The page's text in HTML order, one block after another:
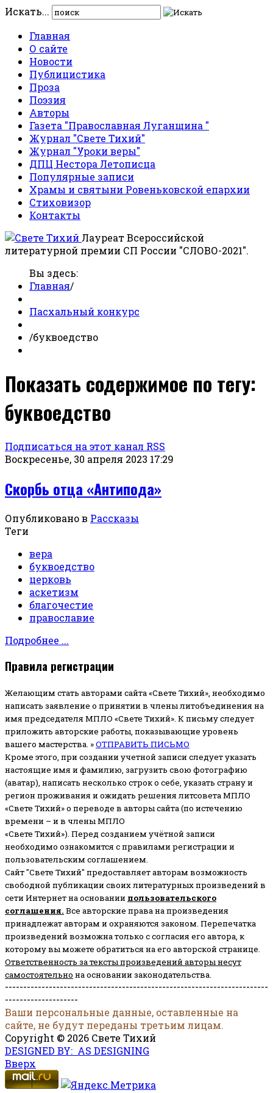
Искать...
Главная
О сайте
Новости
Публицистика
Проза
Поэзия
Авторы
Газета "Православная Луганщина "
Журнал "Свете Тихий"
Журнал "Уроки веры"
ДПЦ Нестора Летописца
Популярные записи
Храмы и святыни Ровеньковской епархии
Стиховизор
Контакты
Лауреат Всероссийской
литературной премии СП России "СЛОВО-2021".
Вы здесь:
Главная/
Пасхальный конкурс
/буквоедство
Показать содержимое по тегу:
буквоедство
Подписаться на этот канал RSS
Воскресенье, 30 апреля 2023 17:29
Скорбь отца «Антипода»
Опубликовано в Рассказы
Теги
вера
буквоедство
церковь
аскетизм
благочестие
православие
Подробнее ...
Правила регистрации
Желающим стать авторами сайта «Свете Тихий», необходимо
написать заявление о принятии в члены литобъединения на
имя председателя МПЛО «Свете Тихий». К письму следует
приложить авторские работы, показывающие уровень
вашего мастерства. »ОТПРАВИТЬ ПИСЬМО
Кроме этого, при создании учетной записи следует указать
настоящие имя и фамилию, загрузить свою фотографию
(аватар), написать несколько строк о себе, указать страну и
регион проживания и ожидать решения литсовета МПЛО
«Свете Тихий» о переводе в авторы сайта (по истечению
времени – и в члены МПЛО
«Свете Тихий»). Перед созданием учётной записи
необходимо ознакомится с правилами регистрации и
пользовательским соглашением.
Сайт "Свете Тихий" предоставляет авторам возможность
свободной публикации своих литературных произведений в
сети Интернет на основании пользовательского
соглашения. Все авторские права на произведения
принадлежат авторам и охраняются законом. Перепечатка
произведений возможна только с согласия его автора, к
которому вы можете обратиться на его авторской странице.
Ответственность за тексты произведений авторы несут
самостоятельно на основании законодательства.
------------------------------------------------------------------------
--------------------
Ваши персональные данные, оставленные на
сайте, не будут переданы третьим лицам.
Copyright © 2026 Свете Тихий
DESIGNED BY: AS DESIGNING
Вверх